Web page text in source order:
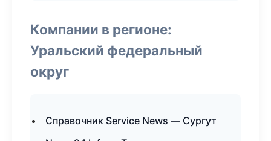
Компании в регионе:
Уральский федеральный
округ
Справочник Service News — Сургут